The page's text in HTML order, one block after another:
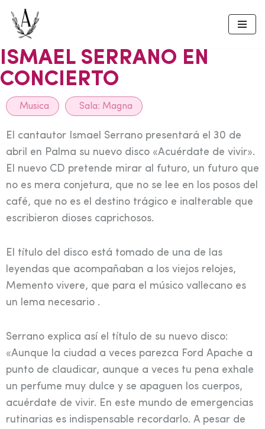
Skip
to
content
ISMAEL SERRANO EN
CONCIERTO
Musica Sala: Magna
El cantautor Ismael Serrano presentará el 30 de
abril en Palma su nuevo disco «Acuérdate de vivir».
El nuevo CD pretende mirar al futuro, un futuro que
no es mera conjetura, que no se lee en los posos del
café, que no es el destino trágico e inalterable que
escribieron dioses caprichosos.
El título del disco está tomado de una de las
leyendas que acompañaban a los viejos relojes,
Memento vivere, que para el músico vallecano es
un lema necesario .
Serrano explica así el título de su nuevo disco:
«Aunque la ciudad a veces parezca Ford Apache a
punto de claudicar, aunque a veces tu pena exhale
un perfume muy dulce y se apaguen los cuerpos,
acuérdate de vivir. En este mundo de emergencias
rutinarias es indispensable recordarlo. A pesar de